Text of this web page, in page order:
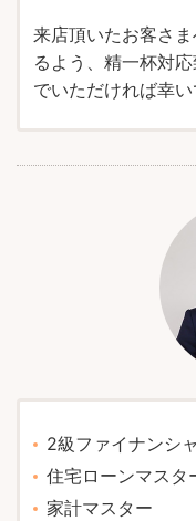
来店頂いたお客さ
るよう、精一杯対
でいただければ幸い
2級ファイナンシ
住宅ローンマスタ
家計マスター